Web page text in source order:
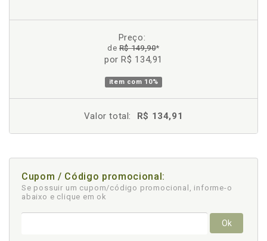
Preço:
deR$ 149,90*
por R$ 134,91
item com 10%
Valor total: R$ 134,91
Cupom / Código promocional:
Se possuir um cupom/código promocional, informe-o
abaixo e clique em ok
Ok